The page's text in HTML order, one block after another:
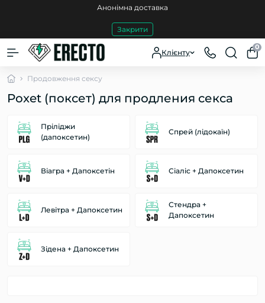
Анонімна доставка
Закрити
Клієнту
0
Продовження сексу
Poxet (поксет) для продления секса
Пріліджи
(дапоксетин)
Спрей (лідокаїн)
Віагра + Дапоксетін Сіаліс + Дапоксетин
Левітра + Дапоксетин
Стендра +
Дапоксетин
Зідена + Дапоксетин